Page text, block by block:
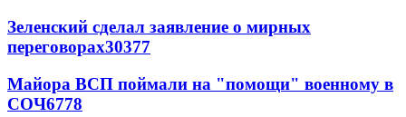
Зеленский сделал заявление о мирных
переговорах30377
Майора ВСП поймали на "помощи" военному в
СОЧ6778